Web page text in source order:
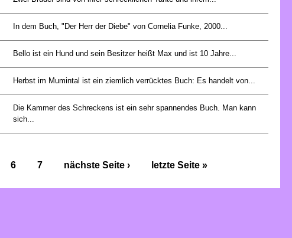
In dem Buch, "Der Herr der Diebe" von Cornelia Funke, 2000...
Bello ist ein Hund und sein Besitzer heißt Max und ist 10 Jahre...
Herbst im Mumintal ist ein ziemlich verrücktes Buch: Es handelt von...
Die Kammer des Schreckens ist ein sehr spannendes Buch. Man kann
sich...
6 7 nächste Seite › letzte Seite »